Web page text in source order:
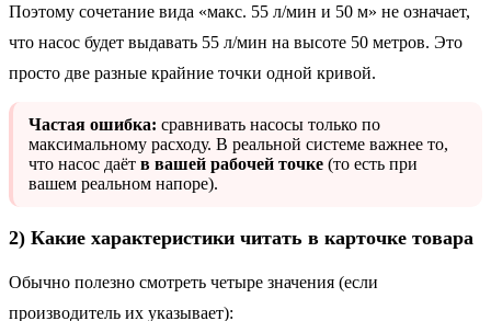
Поэтому сочетание вида «макс. 55 л/мин и 50 м» не означает,
что насос будет выдавать 55 л/мин на высоте 50 метров. Это
просто две разные крайние точки одной кривой.
Частая ошибка: сравнивать насосы только по
максимальному расходу. В реальной системе важнее то,
что насос даёт в вашей рабочей точке (то есть при
вашем реальном напоре).
2) Какие характеристики читать в карточке товара
Обычно полезно смотреть четыре значения (если
производитель их указывает):